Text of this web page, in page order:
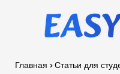
Главная
Статьи для